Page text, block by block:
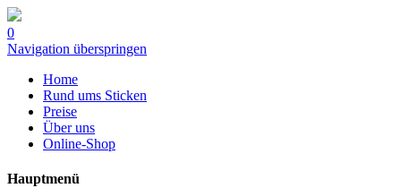
0
Navigation überspringen
Home
Rund ums Sticken
Preise
Über uns
Online-Shop
Hauptmenü